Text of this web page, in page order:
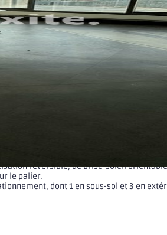
ce bien est exposé sont disponibles sur
réversible, de brise-soleil
le palier.
dont 1 en sous-sol et 3 en